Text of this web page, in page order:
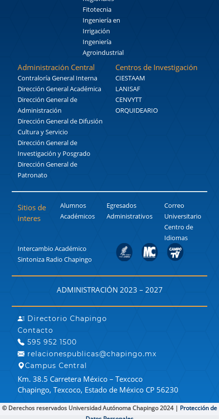
Fitotecnia
Ingeniería en
Irrigación
Ingeniería
Agroindustrial
Administración Central
Contraloría General Interna
Dirección General Académica
Dirección General de
Administración
Dirección General de Difusión
Cultura y Servicio
Dirección General de
Investigación y Posgrado
Dirección General de
Patronato
Centros de Investigación
CIESTAAM
LANISAF
CENVYTT
ORQUIDEARIO
Sitios de
interes
Alumnos
Académicos
Egresados
Administrativos
Correo
Universitario
Centro de
Idiomas
Intercambio Académico
Sintoniza Radio Chapingo
ADMINISTRACIÓN 2023 – 2027
Directorio Chapingo
Contacto
595 952 1500
relacionespublicas@chapingo.mx
Campus Central
Km. 38.5 Carretera México – Texcoco
Chapingo, Texcoco, Estado de México CP 56230
© Derechos reservados Universidad Autónoma Chapingo 2024 | Protección de